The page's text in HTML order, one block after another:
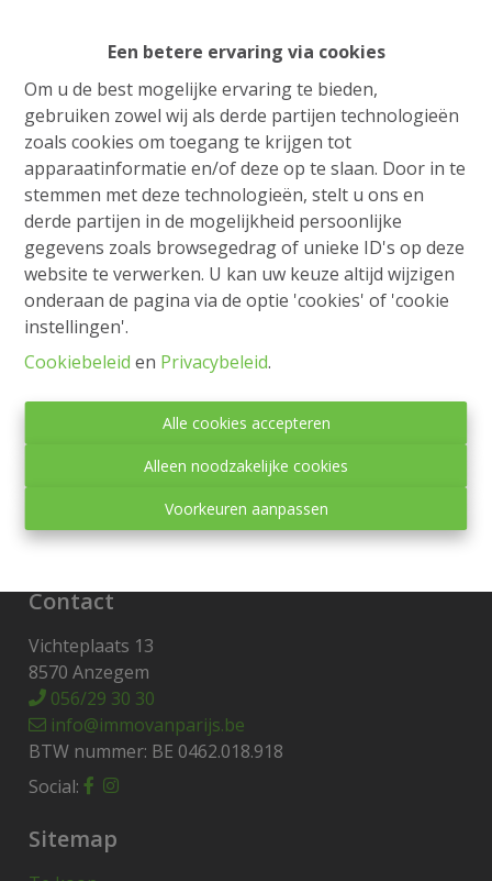
Een betere ervaring via cookies
Om u de best mogelijke ervaring te bieden,
gebruiken zowel wij als derde partijen technologieën
zoals cookies om toegang te krijgen tot
apparaatinformatie en/of deze op te slaan. Door in te
stemmen met deze technologieën, stelt u ons en
derde partijen in de mogelijkheid persoonlijke
gegevens zoals browsegedrag of unieke ID's op deze
website te verwerken. U kan uw keuze altijd wijzigen
onderaan de pagina via de optie 'cookies' of 'cookie
instellingen'.
Cookiebeleid en Privacybeleid.
Alle cookies accepteren
Alleen noodzakelijke cookies
Voorkeuren aanpassen
Te koop Te huur
Toezichthoudende autoriteit:
Beroepsinstituut van Vastgoedmakelaars,
Luxemburgstraat 16 B te 1000 Brussel.
Privacy statement-Disclaimer
Contact
Vichteplaats 13
8570 Anzegem
056/29 30 30
info@immovanparijs.be
BTW nummer: BE 0462.018.918
Social:
Sitemap